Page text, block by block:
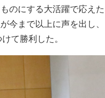
のにする大活躍で応えた
今まで以上に声を出し、
て勝利した。